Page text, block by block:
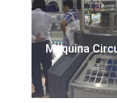
Maquina